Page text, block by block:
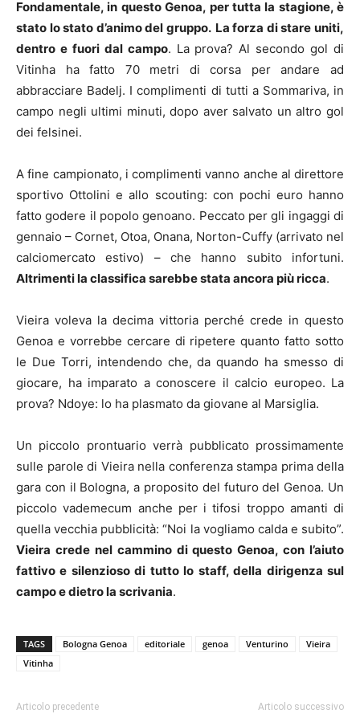
Fondamentale, in questo Genoa, per tutta la stagione, è
stato lo stato d’animo del gruppo. La forza di stare uniti,
dentro e fuori dal campo. La prova? Al secondo gol di
Vitinha ha fatto 70 metri di corsa per andare ad
abbracciare Badelj. I complimenti di tutti a Sommariva, in
campo negli ultimi minuti, dopo aver salvato un altro gol
dei felsinei.
A fine campionato, i complimenti vanno anche al direttore
sportivo Ottolini e allo scouting: con pochi euro hanno
fatto godere il popolo genoano. Peccato per gli ingaggi di
gennaio – Cornet, Otoa, Onana, Norton-Cuffy (arrivato nel
calciomercato estivo) – che hanno subito infortuni.
Altrimenti la classifica sarebbe stata ancora più ricca.
Vieira voleva la decima vittoria perché crede in questo
Genoa e vorrebbe cercare di ripetere quanto fatto sotto
le Due Torri, intendendo che, da quando ha smesso di
giocare, ha imparato a conoscere il calcio europeo. La
prova? Ndoye: lo ha plasmato da giovane al Marsiglia.
Un piccolo prontuario verrà pubblicato prossimamente
sulle parole di Vieira nella conferenza stampa prima della
gara con il Bologna, a proposito del futuro del Genoa. Un
piccolo vademecum anche per i tifosi troppo amanti di
quella vecchia pubblicità: “Noi la vogliamo calda e subito”.
Vieira crede nel cammino di questo Genoa, con l’aiuto
fattivo e silenzioso di tutto lo staff, della dirigenza sul
campo e dietro la scrivania.
TAGS Bologna Genoa editoriale genoa Venturino
Vieira
Vitinha
Articolo precedente Articolo successivo